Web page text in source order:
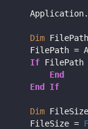
    Application.
Dim FilePath
FilePath =
If FilePath
End
End
If
Dim FileSize
    FileSize =